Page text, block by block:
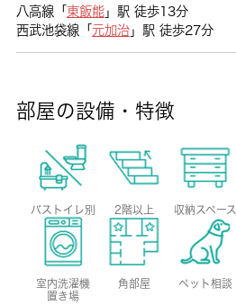
八高線「 東飯能」駅 徒歩13分
西武池袋線「 元加治」駅 徒歩27分
部屋の設備・特徴
バストイレ別 2階以上 収納スペース
室内洗濯機
置き場
角部屋 ペット相談